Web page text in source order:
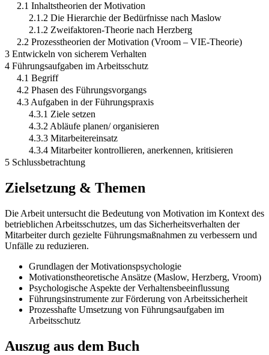
2.1 Inhaltstheorien der Motivation
2.1.2 Die Hierarchie der Bedürfnisse nach Maslow
2.1.2 Zweifaktoren-Theorie nach Herzberg
2.2 Prozesstheorien der Motivation (Vroom – VIE-Theorie)
3 Entwickeln von sicherem Verhalten
4 Führungsaufgaben im Arbeitsschutz
4.1 Begriff
4.2 Phasen des Führungsvorgangs
4.3 Aufgaben in der Führungspraxis
4.3.1 Ziele setzen
4.3.2 Abläufe planen/ organisieren
4.3.3 Mitarbeitereinsatz
4.3.4 Mitarbeiter kontrollieren, anerkennen, kritisieren
5 Schlussbetrachtung
Zielsetzung & Themen
Die Arbeit untersucht die Bedeutung von Motivation im Kontext des
betrieblichen Arbeitsschutzes, um das Sicherheitsverhalten der
Mitarbeiter durch gezielte Führungsmaßnahmen zu verbessern und
Unfälle zu reduzieren.
Grundlagen der Motivationspsychologie
Motivationstheoretische Ansätze (Maslow, Herzberg, Vroom)
Psychologische Aspekte der Verhaltensbeeinflussung
Führungsinstrumente zur Förderung von Arbeitssicherheit
Prozesshafte Umsetzung von Führungsaufgaben im
Arbeitsschutz
Auszug aus dem Buch